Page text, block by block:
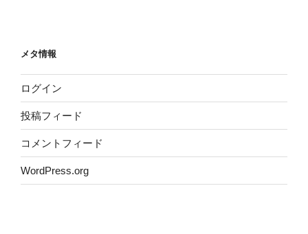
メタ情報
ログイン
投稿フィード
コメントフィード
WordPress.org